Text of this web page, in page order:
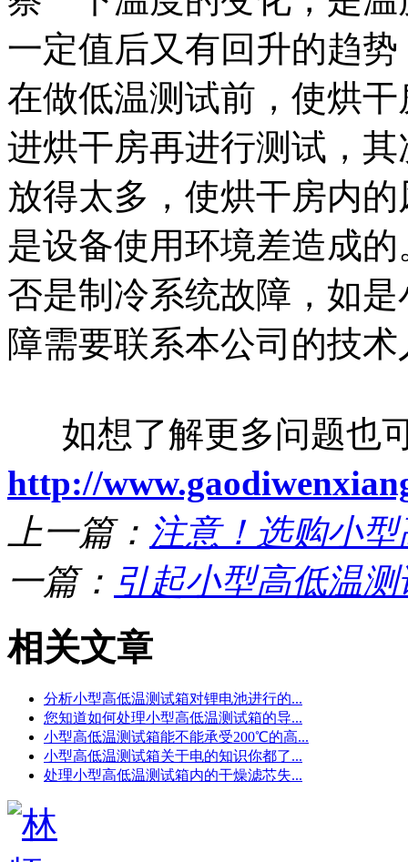
一定值后又有回升的趋
在做低温测试前，使烘
进烘干房再进行测试，
放得太多，使烘干房内
是设备使用环境差造成
否是制冷系统故障，如
障需要联系本公司的技
如想了解更多问题也
http://
上一篇： 注意！选购小
一篇： 引起小型高低温
相关文章
分析小型高低温测试箱对锂电池进行的...
您知道如何处理小型高低温测试箱的导...
小型高低温测试箱能不能承受200℃的高...
小型高低温测试箱关于电的知识你都了...
处理小型高低温测试箱内的干燥滤芯失...